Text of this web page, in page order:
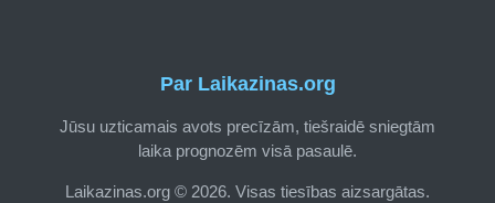
Par Laikazinas.org
Jūsu uzticamais avots precīzām, tiešraidē sniegtām
laika prognozēm visā pasaulē.
Laikazinas.org © 2026. Visas tiesības aizsargātas.